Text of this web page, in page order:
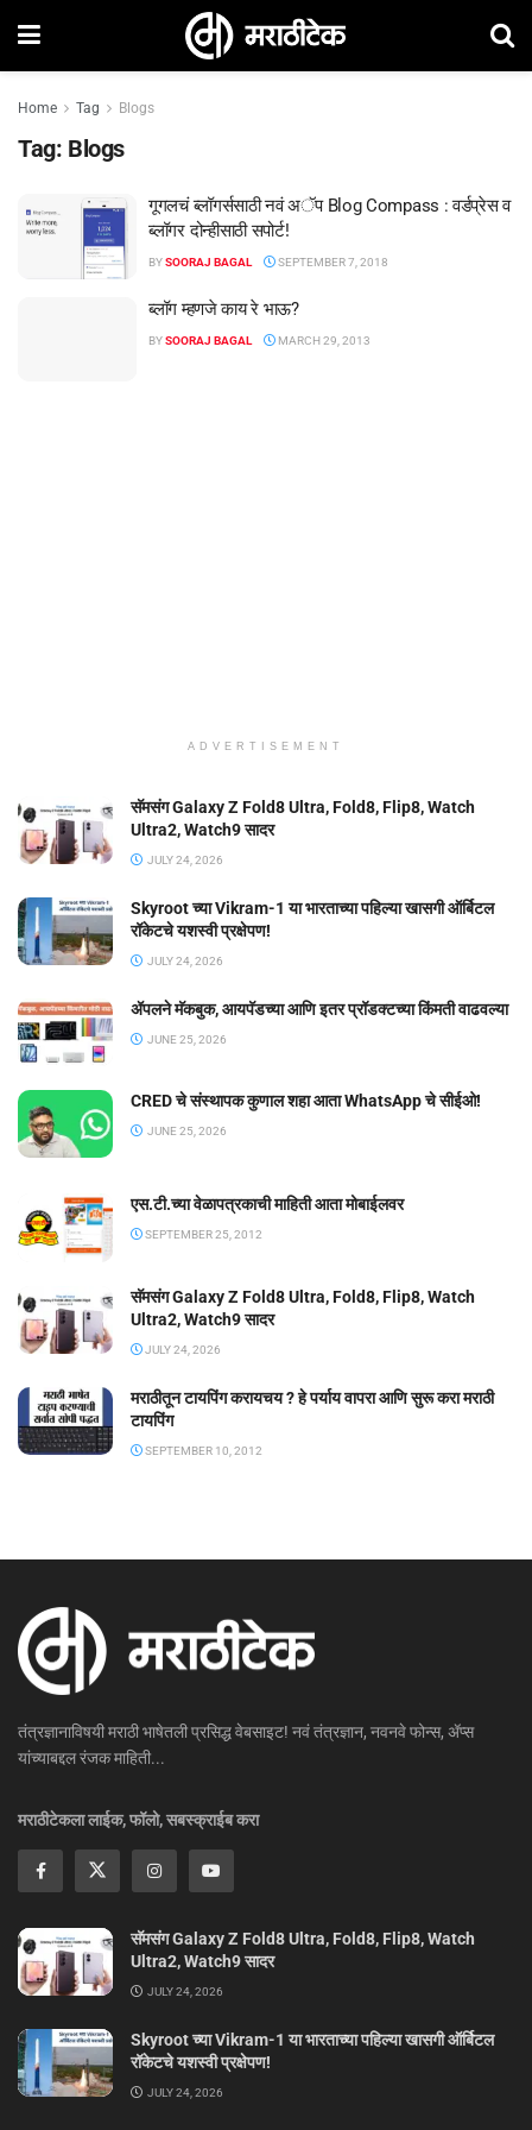
Home Tag Blogs
Tag: Blogs
गूगलचं ब्लॉगर्ससाठी नवं अॅप Blog Compass : वर्डप्रेस व
ब्लॉगर दोन्हीसाठी सपोर्ट!
BYSOORAJ BAGAL SEPTEMBER 7, 2018
ब्लॉग म्हणजे काय रे भाऊ?
BYSOORAJ BAGAL MARCH 29, 2013
ADVERTISEMENT
सॅमसंग Galaxy Z Fold8 Ultra, Fold8, Flip8, Watch
Ultra2, Watch9 सादर
JULY 24, 2026
Skyroot च्या Vikram-1 या भारताच्या पहिल्या खासगी ऑर्बिटल
रॉकेटचे यशस्वी प्रक्षेपण!
JULY 24, 2026
ॲपलने मॅकबुक, आयपॅडच्या आणि इतर प्रॉडक्टच्या किंमती वाढवल्या
JUNE 25, 2026
CRED चे संस्थापक कुणाल शहा आता WhatsApp चे सीईओ!
JUNE 25, 2026
एस.टी.च्या वेळापत्रकाची माहिती आता मोबाईलवर
SEPTEMBER 25, 2012
सॅमसंग Galaxy Z Fold8 Ultra, Fold8, Flip8, Watch
Ultra2, Watch9 सादर
JULY 24, 2026
मराठीतून टायपिंग करायचय ? हे पर्याय वापरा आणि सुरू करा मराठी
टायपिंग
SEPTEMBER 10, 2012
तंत्रज्ञानाविषयी मराठी भाषेतली प्रसिद्ध वेबसाइट! नवं तंत्रज्ञान, नवनवे फोन्स, ॲप्स
यांच्याबद्दल रंजक माहिती...
मराठीटेकला लाईक, फॉलो, सबस्क्राईब करा
सॅमसंग Galaxy Z Fold8 Ultra, Fold8, Flip8, Watch
Ultra2, Watch9 सादर
JULY 24, 2026
Skyroot च्या Vikram-1 या भारताच्या पहिल्या खासगी ऑर्बिटल
रॉकेटचे यशस्वी प्रक्षेपण!
JULY 24, 2026